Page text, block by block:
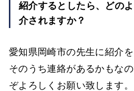
紹介するとしたら、どの
介されますか？
愛知県岡崎市の先生に紹介を
そのうち連絡があるかもな
ぞよろしくお願い致します。